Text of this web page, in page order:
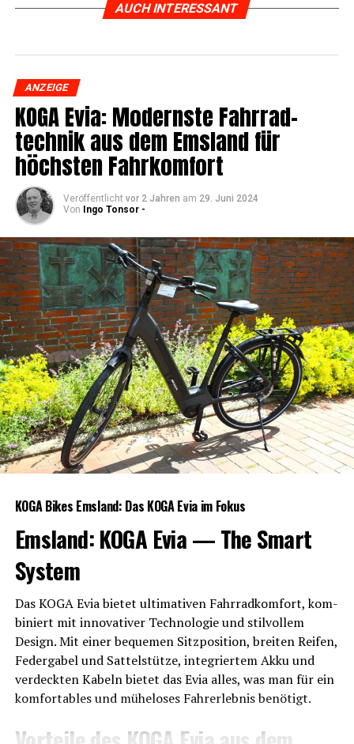
AUCH INTERESSANT
ANZEIGE
KOGA Evia: Moderns­te Fahr­rad­
tech­nik aus dem Ems­land für
höchs­ten Fahrkomfort
Veröffentlicht vor 2 Jahren am 29. Juni 2024
Von
Ingo Tonsor -
KOGA Bikes Ems­land: Das KOGA Evia im Fokus
Ems­land: KOGA Evia — The Smart
System
Das KOGA Evia bie­tet ulti­ma­ti­ven Fahr­rad­kom­fort, kom­
bi­niert mit inno­va­ti­ver Tech­no­lo­gie und stil­vol­lem
Design. Mit einer beque­men Sitz­po­si­ti­on, brei­ten Rei­fen,
Feder­ga­bel und Sat­tel­stüt­ze, inte­grier­tem Akku und
ver­deck­ten Kabeln bie­tet das Evia alles, was man für ein
kom­for­ta­bles und mühe­lo­ses Fahr­erleb­nis benötigt.